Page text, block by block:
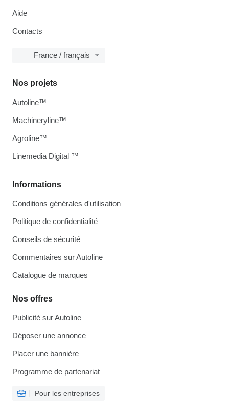
Aide
Contacts
France / français
Informations
Conditions générales d'utilisation
Politique de confidentialité
Conseils de sécurité
Commentaires sur Autoline
Catalogue de marques
Nos offres
Publicité sur Autoline
Déposer une annonce
Placer une bannière
Programme de partenariat
Pour les entreprises
Nos projets
Autoline™
Machineryline™
Agroline™
Linemedia Digital ™